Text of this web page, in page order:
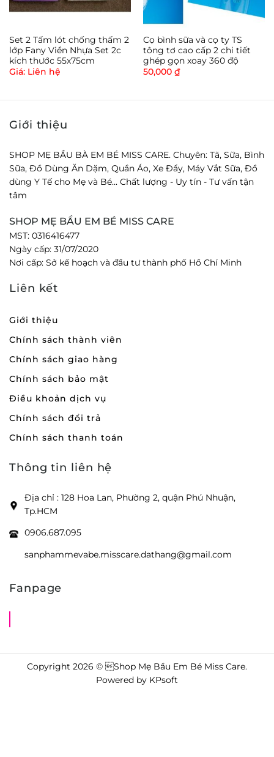
Set 2 Tấm lót chống thấm 2
lớp Fany Viền Nhựa Set 2c
kích thước 55x75cm
Giá: Liên hệ
Cọ bình sữa và cọ ty TS
tông tơ cao cấp 2 chi tiết
ghép gọn xoay 360 độ
50,000 ₫
Giới thiệu
SHOP MẸ BẦU BÀ EM BÉ MISS CARE. Chuyên: Tã, Sữa, Bình
Sữa, Đồ Dùng Ăn Dặm, Quần Áo, Xe Đẩy, Máy Vắt Sữa, Đồ
dùng Y Tế cho Mẹ và Bé... Chất lượng - Uy tín - Tư vấn tận
tâm
SHOP MẸ BẦU EM BÉ MISS CARE
MST: 0316416477
Ngày cấp: 31/07/2020
Nơi cấp: Sở kế hoạch và đầu tư thành phố Hồ Chí Minh
Liên kết
Giới thiệu
Chính sách thành viên
Chính sách giao hàng
Chính sách bảo mật
Điều khoản dịch vụ
Chính sách đổi trả
Chính sách thanh toán
Thông tin liên hệ
Địa chỉ : 128 Hoa Lan, Phường 2, quận Phú Nhuận,
Tp.HCM
0906.687.095
sanphammevabe.misscare.dathang@gmail.com
Fanpage
Copyright 2026 © Shop Mẹ Bầu Em Bé Miss Care.
Powered by KPsoft